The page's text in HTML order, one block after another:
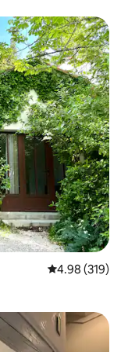
औसत रेटिंग 5 में से
4.98 (319)